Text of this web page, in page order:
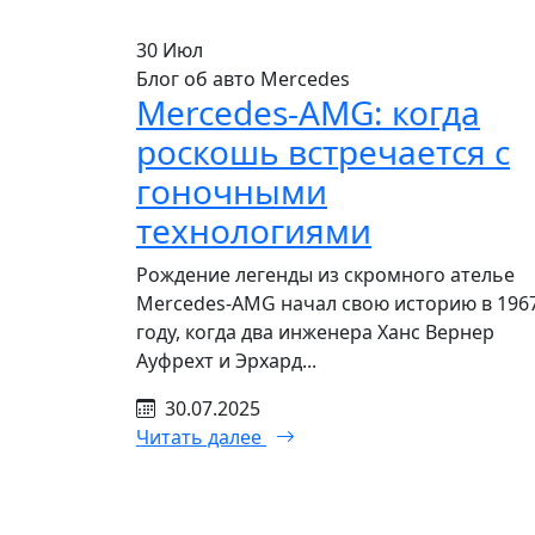
30 Июл
Блог об авто Mercedes
Mercedes-AMG: когда
роскошь встречается с
гоночными
технологиями
Рождение легенды из скромного ателье
Mercedes-AMG начал свою историю в
году, когда два инженера Ханс Вернер
Ауфрехт и Эрхард...
30.07.2025
Читать далее